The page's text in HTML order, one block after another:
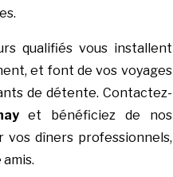
qualifiés vous installent
et font de vos voyages
de détente. Contactez-
et bénéficiez de nos
vos dîners professionnels,